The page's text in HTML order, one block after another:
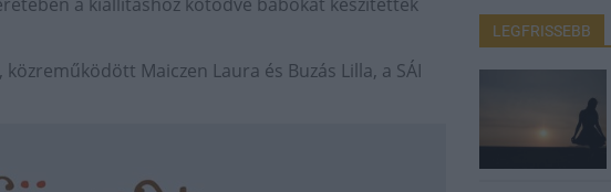
Maiczen Laura és Buzás Lilla, a SÁI
LEGFRISSEBB